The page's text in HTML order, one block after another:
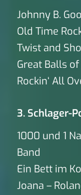
Johnny B.
Old Time
Twist and
Great Balls
Rockin‘ All
3. Schlager-
1000 und 1
Band
Ein Bett im
Joana –